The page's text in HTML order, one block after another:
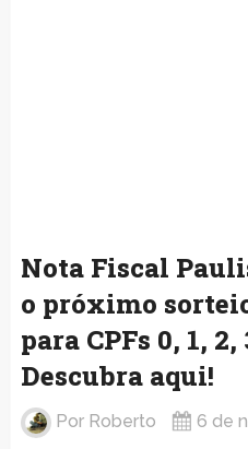
Nota Fiscal
o próximo
para CPFs 0, 1, 2,
Descubra aqui!
Por Roberto 6 de